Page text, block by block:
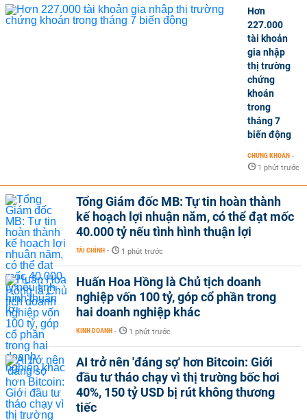
Hơn
227.000
tài khoản
gia nhập
thị trường
chứng
khoán
trong
tháng 7
biến động
CHỨNG KHOÁN -
1 phút trước
Tổng Giám đốc MB: Tự tin hoàn thành
kế hoạch lợi nhuận năm, có thể đạt mốc
40.000 tỷ nếu tình hình thuận lợi
TÀI CHÍNH - 1 phút trước
Huấn Hoa Hồng là Chủ tịch doanh
nghiệp vốn 100 tỷ, góp cổ phần trong
hai doanh nghiệp khác
KINH DOANH - 1 phút trước
AI trở nên 'đáng sợ' hơn Bitcoin: Giới
đầu tư tháo chạy vì thị trường bốc hơi
40%, 150 tỷ USD bị rút không thương
tiếc